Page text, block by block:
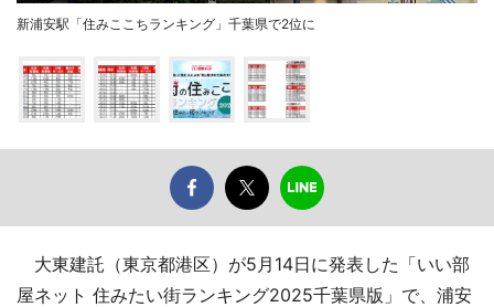
新浦安駅「住みここちランキング」千葉県で2位に
大東建託（東京都港区）が5月14日に発表した「いい部
屋ネット 住みたい街ランキング2025千葉県版」で、浦安